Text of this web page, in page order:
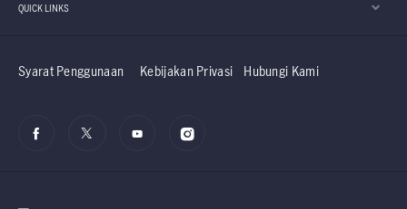
QUICK LINKS
Syarat Penggunaan Kebijakan Privasi Hubungi Kami